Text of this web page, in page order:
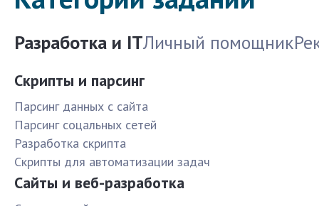
Разработка и ITЛичный помощник
Скрипты и парсинг
Парсинг данных с сайта
Парсинг соцальных сетей
Разработка скрипта
Скрипты для автоматизации задач
Сайты и веб-разработка